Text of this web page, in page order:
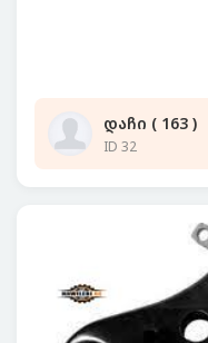
დაჩი ( 163 )
ID 32